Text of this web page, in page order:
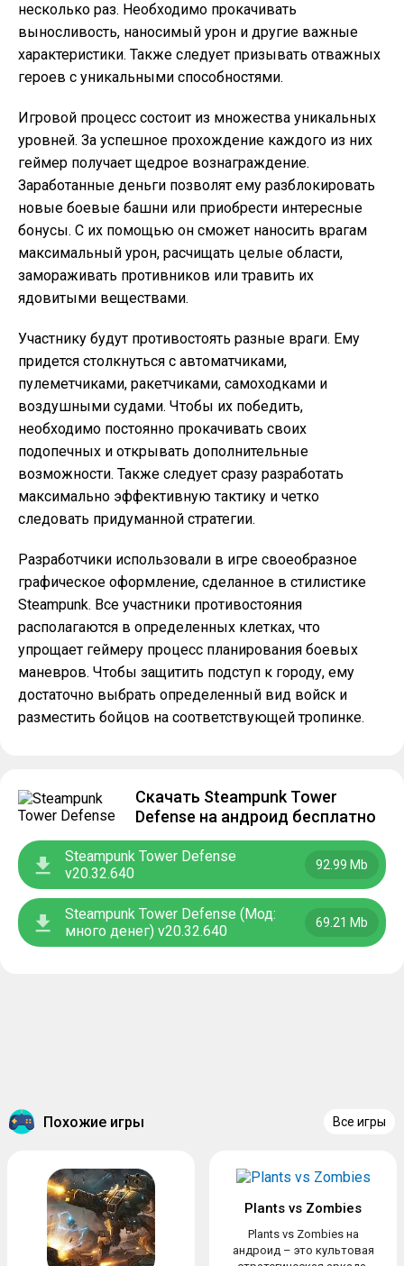
несколько раз. Необходимо прокачивать
выносливость, наносимый урон и другие важные
характеристики. Также следует призывать отважных
героев с уникальными способностями.
Игровой процесс состоит из множества уникальных
уровней. За успешное прохождение каждого из них
геймер получает щедрое вознаграждение.
Заработанные деньги позволят ему разблокировать
новые боевые башни или приобрести интересные
бонусы. С их помощью он сможет наносить врагам
максимальный урон, расчищать целые области,
замораживать противников или травить их
ядовитыми веществами.
Участнику будут противостоять разные враги. Ему
придется столкнуться с автоматчиками,
пулеметчиками, ракетчиками, самоходками и
воздушными судами. Чтобы их победить,
необходимо постоянно прокачивать своих
подопечных и открывать дополнительные
возможности. Также следует сразу разработать
максимально эффективную тактику и четко
следовать придуманной стратегии.
Разработчики использовали в игре своеобразное
графическое оформление, сделанное в стилистике
Steampunk. Все участники противостояния
располагаются в определенных клетках, что
упрощает геймеру процесс планирования боевых
маневров. Чтобы защитить подступ к городу, ему
достаточно выбрать определенный вид войск и
разместить бойцов на соответствующей тропинке.
Скачать Steampunk Tower
Defense на андроид бесплатно
Steampunk Tower Defense
v20.32.640
92.99 Mb
Steampunk Tower Defense (Мод:
много денег) v20.32.640
69.21 Mb
Похожие игры Все игры
Plants vs Zombies
Plants vs Zombies на
андроид – это культовая